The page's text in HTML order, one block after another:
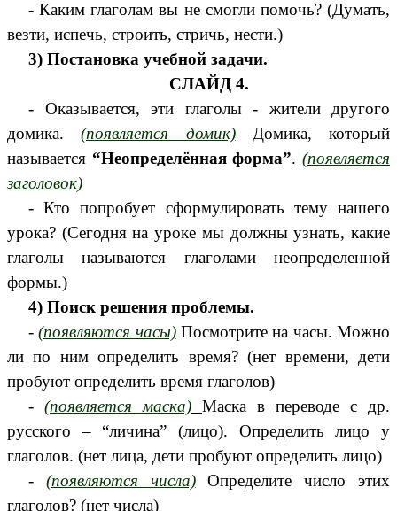
- Каким глаголам вы не смогли помочь? (Думать,
везти, испечь, строить, стричь, нести.)
3) Постановка учебной задачи.
СЛАЙД 4.
- Оказывается, эти глаголы - жители другого
домика.(появляется домик)Домика, который
называется “Неопределённая форма”.(появляется
заголовок)
- Кто попробует сформулировать тему нашего
урока? (Сегодня на уроке мы должны узнать, какие
глаголы называются глаголами неопределенной
формы.)
4) Поиск решения проблемы.
-(появляются часы)Посмотрите на часы. Можно
ли по ним определить время? (нет времени, дети
пробуют определить время глаголов)
- (появляется маска) Маска в переводе с др.
русского – “личина” (лицо). Определить лицо у
глаголов. (нет лица, дети пробуют определить лицо)
- (появляются числа)Определите число этих
глаголов? (нет числа)